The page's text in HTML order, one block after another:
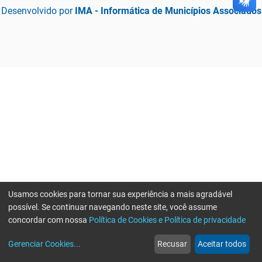
Desenvolvido por IMA - Informática de Municípios Associados
web
Notícias
more_horiz
Mais
Usamos cookies para tornar sua experiência a mais agradável
possível. Se continuar navegando neste site, você assume
concordar com nossa Política de Cookies e Política de privacidade
Gerenciar Cookies... Recusar Aceitar todos